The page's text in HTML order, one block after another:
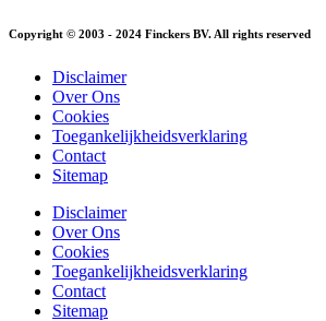
Copyright © 2003 - 2024 Finckers BV. All rights reserved
Disclaimer
Over Ons
Cookies
Toegankelijkheidsverklaring
Contact
Sitemap
Disclaimer
Over Ons
Cookies
Toegankelijkheidsverklaring
Contact
Sitemap